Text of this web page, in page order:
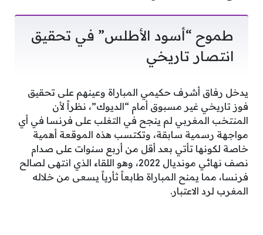
طموح “أسود الأطلس” في تحقيق
انتصار تاريخي
يدخل رفاق أشرف حكيمي المباراة وعينهم على تحقيق
فوز تاريخي غير مسبوق أمام “الديوك”، نظراً لأن
المنتخب المغربي لم ينجح في التغلب على فرنسا في أي
مواجهة رسمية سابقة، وتكتسب هذه الموقعة أهمية
خاصة لكونها تأتي بعد أقل من أربع سنوات على صدام
نصف نهائي مونديال 2022، وهو اللقاء الذي انتهى لصالح
فرنسا، مما يمنح المباراة طابعاً ثأرياً يسعى من خلاله
المغرب لرد الاعتبار.